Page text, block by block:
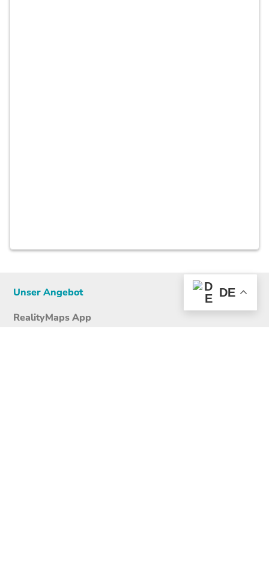
Unser Angebot
RealityMaps App
DE